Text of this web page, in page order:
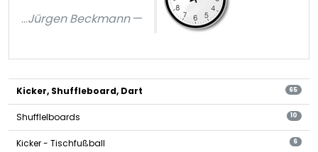
...Jürgen Beckmann
Kicker, Shuffleboard, Dart 65
Shufflelboards 10
Kicker - Tischfußball 6